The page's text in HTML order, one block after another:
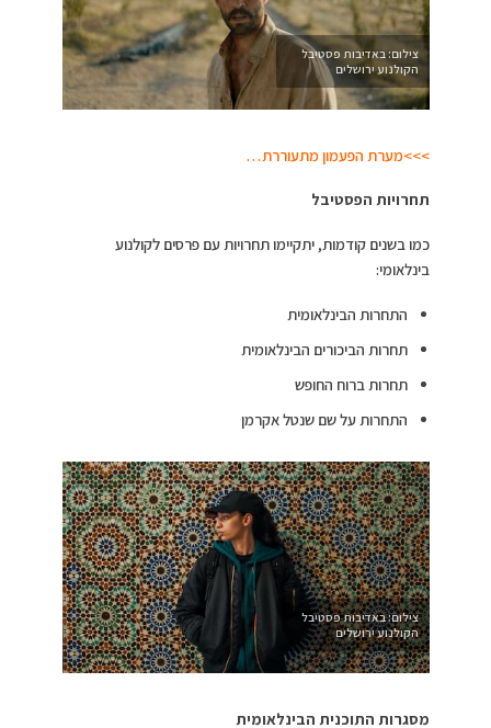
צילום: באדיבות פסטיבל
הקולנוע ירושלים
>>>מערת הפעמון מתעוררת…
תחרויות הפסטיבל
כמו בשנים קודמות, יתקיימו תחרויות עם פרסים לקולנוע
בינלאומי:
התחרות הבינלאומית
תחרות הביכורים הבינלאומית
תחרות ברוח החופש
התחרות על שם שנטל אקרמן
צילום: באדיבות פסטיבל
הקולנוע ירושלים
מסגרות התוכנית הבינלאומית